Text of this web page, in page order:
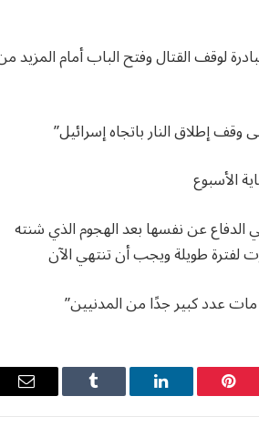
لوقف القتال وفتح الباب أمام المزيد
إطلاق النار باتجاه إسرائيل”
الأسبوع
الدفاع عن نفسها بعد الهجوم الذي شنته
مات عدد كبير جدًا من المدنيين”
بينتيريستلينكدإن Tumblr